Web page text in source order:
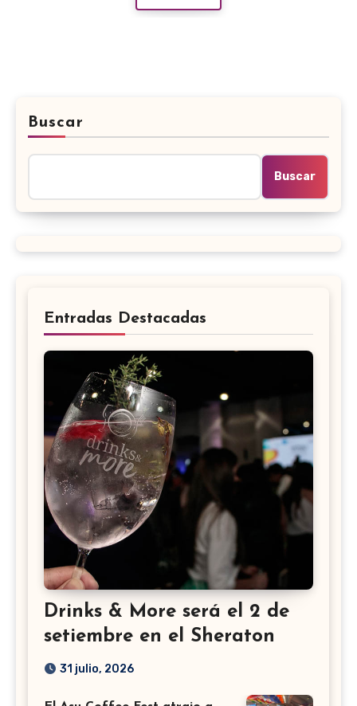
Buscar
Buscar
Entradas Destacadas
Drinks & More será el 2 de
setiembre en el Sheraton
31 julio, 2026